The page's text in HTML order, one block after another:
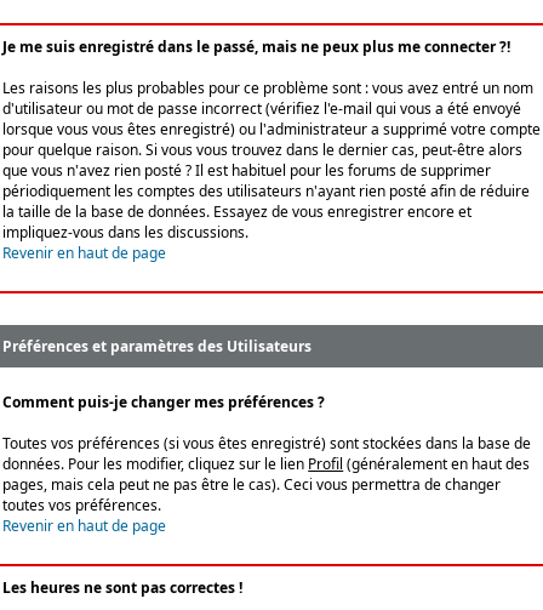
Je me suis enregistré dans le passé, mais ne peux plus me connecter ?!
Les raisons les plus probables pour ce problème sont : vous avez entré un nom
d'utilisateur ou mot de passe incorrect (vérifiez l'e-mail qui vous a été envoyé
lorsque vous vous êtes enregistré) ou l'administrateur a supprimé votre compte
pour quelque raison. Si vous vous trouvez dans le dernier cas, peut-être alors
que vous n'avez rien posté ? Il est habituel pour les forums de supprimer
périodiquement les comptes des utilisateurs n'ayant rien posté afin de réduire
la taille de la base de données. Essayez de vous enregistrer encore et
impliquez-vous dans les discussions.
Revenir en haut de page
Préférences et paramètres des Utilisateurs
Comment puis-je changer mes préférences ?
Toutes vos préférences (si vous êtes enregistré) sont stockées dans la base de
données. Pour les modifier, cliquez sur le lien Profil (généralement en haut des
pages, mais cela peut ne pas être le cas). Ceci vous permettra de changer
toutes vos préférences.
Revenir en haut de page
Les heures ne sont pas correctes !